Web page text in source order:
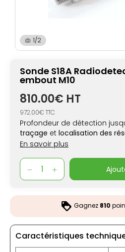
1/2
Sonde S18A
embout M10
810.00€ HT
972.00€ TTC
Profondeur de détection
traçage et localisation des
conducteurs.
En savoir plus
Gagnez 810
Caractéristiques